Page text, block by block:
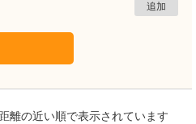
追加
離の近い順で表示されています
市
・消化器内科クリニック